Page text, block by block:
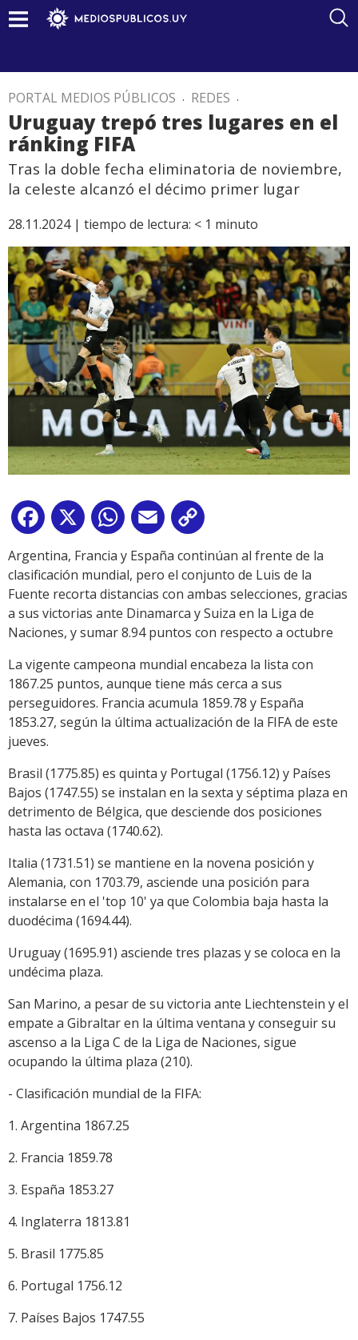
PORTAL MEDIOS PÚBLICOS . REDES .
Uruguay trepó tres lugares en el
ránking FIFA
Tras la doble fecha eliminatoria de noviembre,
la celeste alcanzó el décimo primer lugar
28.11.2024 | tiempo de lectura: < 1 minuto
Facebook
X WhatsApp
Email
Link
Argentina, Francia y España continúan al frente de la
clasificación mundial, pero el conjunto de Luis de la
Fuente recorta distancias con ambas selecciones, gracias
a sus victorias ante Dinamarca y Suiza en la Liga de
Naciones, y sumar 8.94 puntos con respecto a octubre
La vigente campeona mundial encabeza la lista con
1867.25 puntos, aunque tiene más cerca a sus
perseguidores. Francia acumula 1859.78 y España
1853.27, según la última actualización de la FIFA de este
jueves.
Brasil (1775.85) es quinta y Portugal (1756.12) y Países
Bajos (1747.55) se instalan en la sexta y séptima plaza en
detrimento de Bélgica, que desciende dos posiciones
hasta las octava (1740.62).
Italia (1731.51) se mantiene en la novena posición y
Alemania, con 1703.79, asciende una posición para
instalarse en el 'top 10' ya que Colombia baja hasta la
duodécima (1694.44).
Uruguay (1695.91) asciende tres plazas y se coloca en la
undécima plaza.
San Marino, a pesar de su victoria ante Liechtenstein y el
empate a Gibraltar en la última ventana y conseguir su
ascenso a la Liga C de la Liga de Naciones, sigue
ocupando la última plaza (210).
- Clasificación mundial de la FIFA:
1. Argentina 1867.25
2. Francia 1859.78
3. España 1853.27
4. Inglaterra 1813.81
5. Brasil 1775.85
6. Portugal 1756.12
7. Países Bajos 1747.55